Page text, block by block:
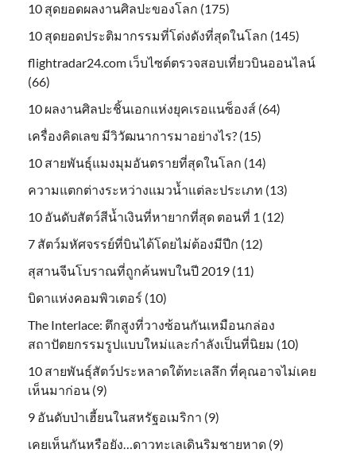
10 สุดยอดผลงานศิลปะของโลก (175)
10 สุดยอดประติมากรรมที่โด่งดังที่สุดในโลก (145)
flightradar24.com เว็บไซต์ตรวจสอบเที่ยวบินออนไลน์
(66)
10 ผลงานศิลปะชิ้นเอกแห่งยุคเรอแนซ็องส์ (64)
เครื่องคิดเลข มีวิวัฒนาการมาอย่างไร? (15)
10 สายพันธุ์แมงมุมอันตรายที่สุดในโลก (14)
ความแตกต่างระหว่างแมวน้ำแต่ละประเภท (13)
10 อันดับสัตว์สีน้ำเงินที่หายากที่สุด ตอนที่ 1 (12)
7 สัตว์มหัศจรรย์ที่บินได้โดยไม่ต้องมีปีก (12)
สุสานจีนโบราณที่ถูกค้นพบในปี 2019 (11)
บิดาแห่งคอมพิวเตอร์ (10)
The Interlace: ตึกสูงที่วางซ้อนกันเหมือนกล่อง
สถาปัตยกรรมรูปแบบใหม่และกำลังเป็นที่นิยม (10)
10 สายพันธุ์สัตว์ประหลาดใต้ทะเลลึก ที่คุณอาจไม่เคย
เห็นมาก่อน (9)
9 อันดับป่าเฮี้ยนในสหรัฐอเมริกา (9)
เคยเห็นกันหรือยัง…ดาวทะเลเดินริมชายหาด (9)